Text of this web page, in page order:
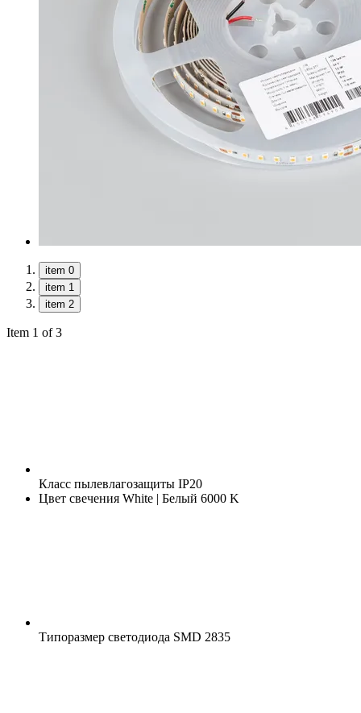
item 0
item 1
item 2
Item 1 of 3
Класс пылевлагозащиты IP20
Цвет свечения White | Белый 6000 K
Типоразмер светодиода SMD 2835